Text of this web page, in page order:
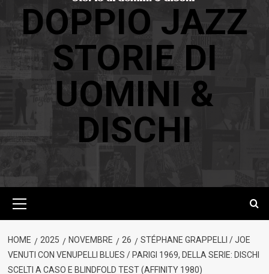
DOPPIO JAZZ
STORIE DI
UOMINI &
DISCHI
principale
HOME 2025 NOVEMBRE 26
STÉPHANE GRAPPELLI / JOE
VENUTI CON VENUPELLI BLUES / PARIGI 1969, DELLA SERIE: DISCHI
SCELTI A CASO E BLINDFOLD TEST (AFFINITY 1980)